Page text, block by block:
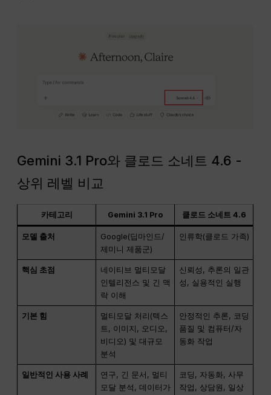
Gemini 3.1 Pro와 클로드 소네트 4.6 -
상위 레벨 비교
카테고리 Gemini 3.1 Pro 클로드 소네트 4.6
모델 출처
Google(딥마인드/
제미니 제품군)
인류학(클로드 가족)
핵심 초점
네이티브 멀티모달
인텔리전스 및 긴 맥
락 이해
신뢰성, 추론의 일관
성, 실용적인 실행
기본 힘
멀티모달 처리(텍스
트, 이미지, 오디오,
비디오) 및 대규모
분석
안정적인 추론, 코딩
품질 및 컴퓨터/자
동화 작업
일반적인 사용 사례
연구, 긴 문서, 멀티
모달 분석, 데이터가
코딩, 자동화, 사무
작업, 상담원, 일상